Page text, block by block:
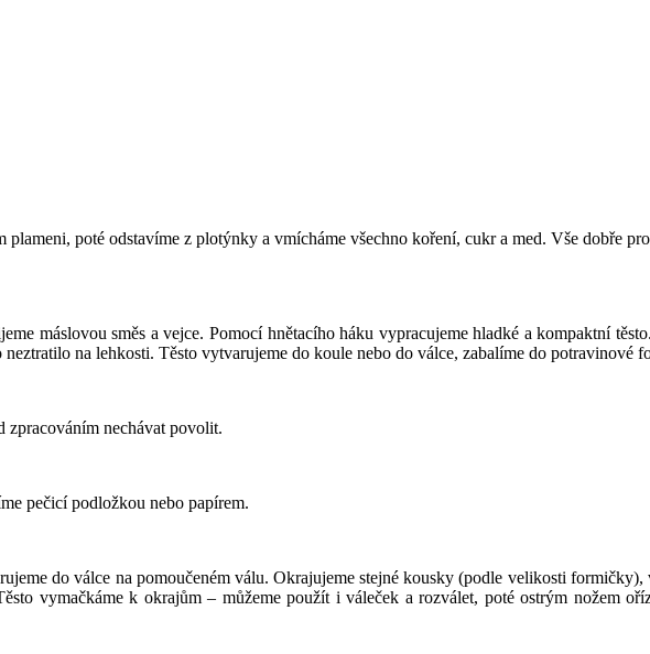
poté odstavíme z plotýnky a vmícháme všechno koření, cukr a med. Vše dobře
máslovou směs a vejce. Pomocí hnětacího háku vypracujeme hladké a kompaktní
na lehkosti. Těsto vytvarujeme do koule nebo do válce, zabalíme do potravinové
zpracováním nechávat povolit.
pečicí podložkou nebo papírem.
do válce na pomoučeném válu. Okrajujeme stejné kousky (podle velikosti
vymačkáme k okrajům – můžeme použít i váleček a rozválet, poté ostrým nožem